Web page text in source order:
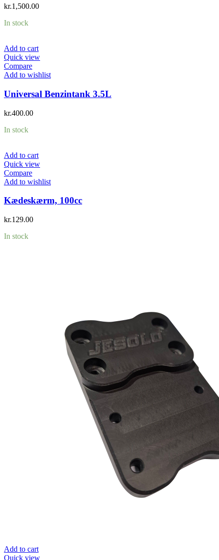
kr.1,500.00
In stock
Add to cart
Quick view
Compare
Add to wishlist
Universal Benzintank 3.5L
kr.400.00
In stock
Add to cart
Quick view
Compare
Add to wishlist
Kædeskærm, 100cc
kr.129.00
In stock
Add to cart
Quick view